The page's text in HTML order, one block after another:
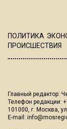
ПОЛИТИКА
ПРОИСШЕСТВИЯ
Главный редактор:
Телефон редакции:
101000, г. Москва,
E-mail: